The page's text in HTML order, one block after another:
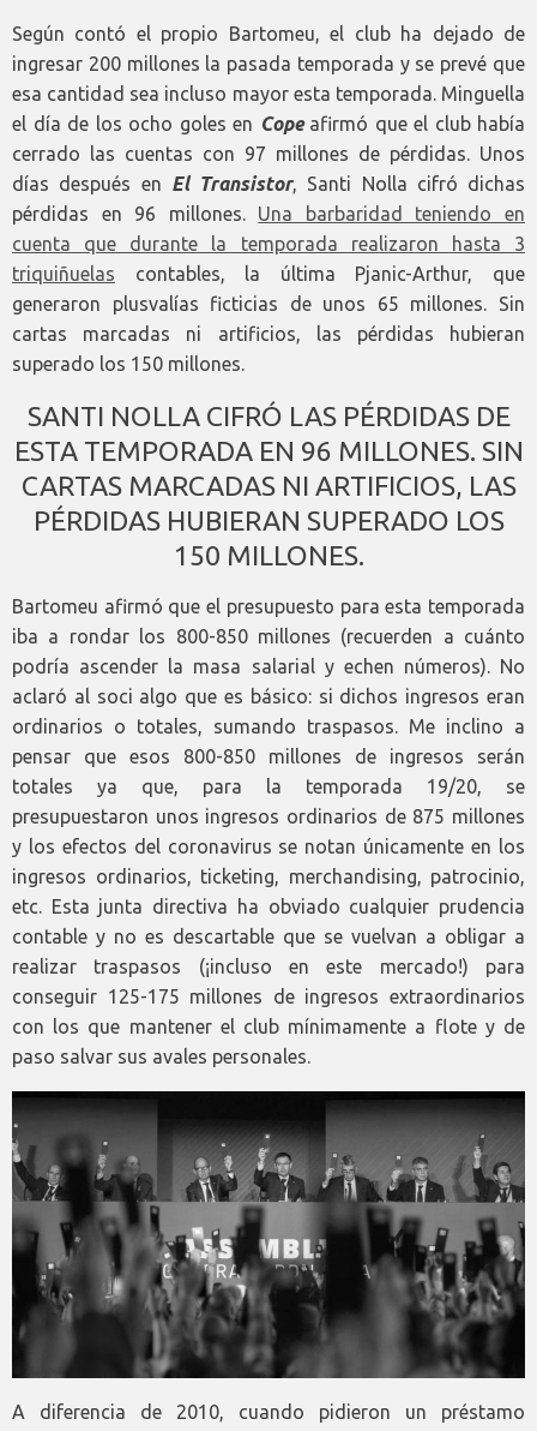
Según contó el propio Bartomeu, el club ha dejado de
ingresar 200 millones la pasada temporada y se prevé que
esa cantidad sea incluso mayor esta temporada. Minguella
el día de los ocho goles en Copeafirmó que el club había
cerrado las cuentas con 97 millones de pérdidas. Unos
días después en El Transistor, Santi Nolla cifró dichas
pérdidas en 96 millones. Una barbaridad teniendo en
cuenta que durante la temporada realizaron hasta 3
triquiñuelas contables, la última Pjanic-Arthur, que
generaron plusvalías ficticias de unos 65 millones. Sin
cartas marcadas ni artificios, las pérdidas hubieran
superado los 150 millones.
SANTI NOLLA CIFRÓ LAS PÉRDIDAS DE
ESTA TEMPORADA EN 96 MILLONES. SIN
CARTAS MARCADAS NI ARTIFICIOS, LAS
PÉRDIDAS HUBIERAN SUPERADO LOS
150 MILLONES.
Bartomeu afirmó que el presupuesto para esta temporada
iba a rondar los 800-850 millones (recuerden a cuánto
podría ascender la masa salarial y echen números). No
aclaró al soci algo que es básico: si dichos ingresos eran
ordinarios o totales, sumando traspasos. Me inclino a
pensar que esos 800-850 millones de ingresos serán
totales ya que, para la temporada 19/20, se
presupuestaron unos ingresos ordinarios de 875 millones
y los efectos del coronavirus se notan únicamente en los
ingresos ordinarios, ticketing, merchandising, patrocinio,
etc. Esta junta directiva ha obviado cualquier prudencia
contable y no es descartable que se vuelvan a obligar a
realizar traspasos (¡incluso en este mercado!) para
conseguir 125-175 millones de ingresos extraordinarios
con los que mantener el club mínimamente a flote y de
paso salvar sus avales personales.
A diferencia de 2010, cuando pidieron un préstamo